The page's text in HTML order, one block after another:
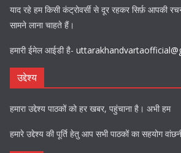
याद रहे हम किसी कंट्रोवर्सी से दूर रहकर सिर्फ़ आपकी
सामने लाना चाहते हैं।
हमारी ईमेल आईडी है-
उद्देश्य
हमारा उद्देश्य पाठकों को हर खबर, पहुंचाना है। अभी हम
हमारे उद्देश्य की पूर्ति हेतु आप सभी पाठकों का सहयोग